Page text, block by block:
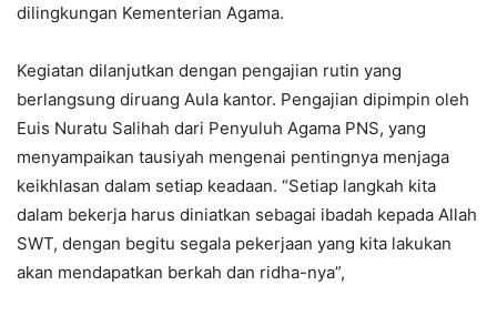
dilingkungan Kementerian Agama.
Kegiatan dilanjutkan dengan pengajian rutin yang
berlangsung diruang Aula kantor. Pengajian dipimpin oleh
Euis Nuratu Salihah dari Penyuluh Agama PNS, yang
menyampaikan tausiyah mengenai pentingnya menjaga
keikhlasan dalam setiap keadaan. “Setiap langkah kita
dalam bekerja harus diniatkan sebagai ibadah kepada Allah
SWT, dengan begitu segala pekerjaan yang kita lakukan
akan mendapatkan berkah dan ridha-nya”,